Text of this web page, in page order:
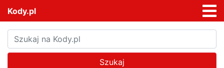
Kody.pl
Szukaj